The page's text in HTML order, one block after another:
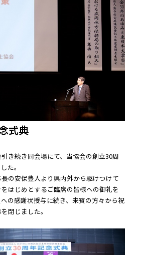
式典
き続き同会場にて、当協会の創立30周
た。
の安保豊人より県内外から駆けつけて
はじめとするご臨席の皆様への御礼を
の感謝状授与に続き、来賓の方々から祝
閉じました。